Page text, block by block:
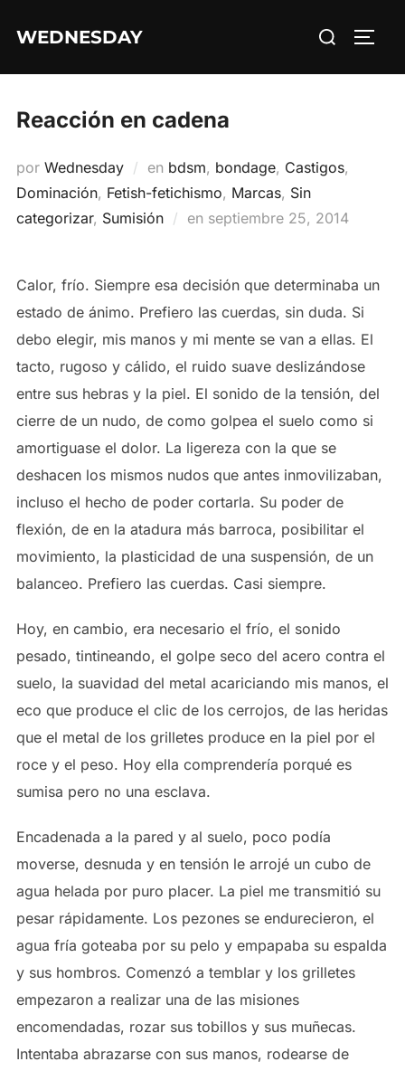
WEDNESDAY Buscar:
Reacción en cadena
por Wednesday en bdsm, bondage, Castigos,
Dominación, Fetish-fetichismo, Marcas, Sin
categorizar, Sumisión en Publicado
septiembre 25, 2014
Calor, frío. Siempre esa decisión que determinaba un
estado de ánimo. Prefiero las cuerdas, sin duda. Si
debo elegir, mis manos y mi mente se van a ellas. El
tacto, rugoso y cálido, el ruido suave deslizándose
entre sus hebras y la piel. El sonido de la tensión, del
cierre de un nudo, de como golpea el suelo como si
amortiguase el dolor. La ligereza con la que se
deshacen los mismos nudos que antes inmovilizaban,
incluso el hecho de poder cortarla. Su poder de
flexión, de en la atadura más barroca, posibilitar el
movimiento, la plasticidad de una suspensión, de un
balanceo. Prefiero las cuerdas. Casi siempre.
Hoy, en cambio, era necesario el frío, el sonido
pesado, tintineando, el golpe seco del acero contra el
suelo, la suavidad del metal acariciando mis manos, el
eco que produce el clic de los cerrojos, de las heridas
que el metal de los grilletes produce en la piel por el
roce y el peso. Hoy ella comprendería porqué es
sumisa pero no una esclava.
Encadenada a la pared y al suelo, poco podía
moverse, desnuda y en tensión le arrojé un cubo de
agua helada por puro placer. La piel me transmitió su
pesar rápidamente. Los pezones se endurecieron, el
agua fría goteaba por su pelo y empapaba su espalda
y sus hombros. Comenzó a temblar y los grilletes
empezaron a realizar una de las misiones
encomendadas, rozar sus tobillos y sus muñecas.
Intentaba abrazarse con sus manos, rodearse de